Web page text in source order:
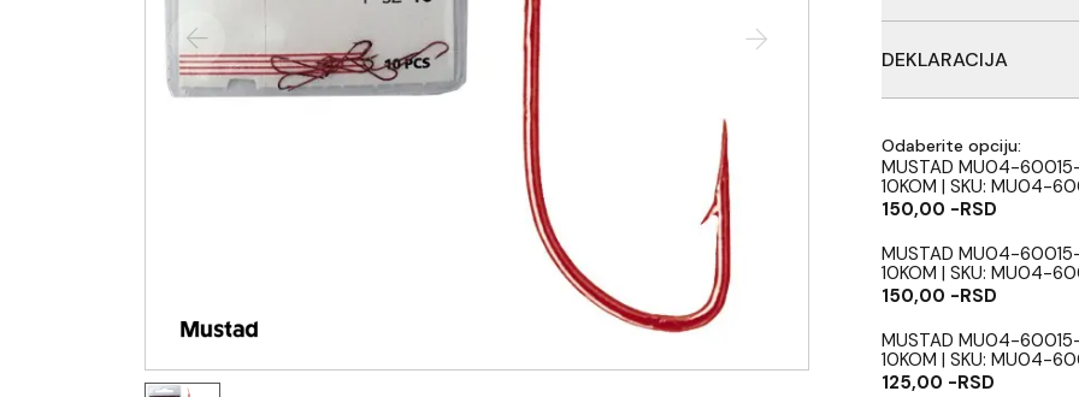
DEKLARACIJA
d.o.o.,Zemlja porekla:
Odaberite opciju:
MUSTAD MU04-
10KOM | SKU: MU04-
150,00 -RSD
MUSTAD MU04-
10KOM | SKU: MU04-
150,00 -RSD
MUSTAD MU04-
10KOM | SKU: MU04-
125,00 -RSD